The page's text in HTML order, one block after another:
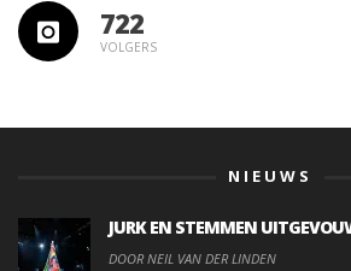
722
VOLGERS
NIEUWS
JURK EN STEMMEN
DOOR NEIL VAN DER LINDEN